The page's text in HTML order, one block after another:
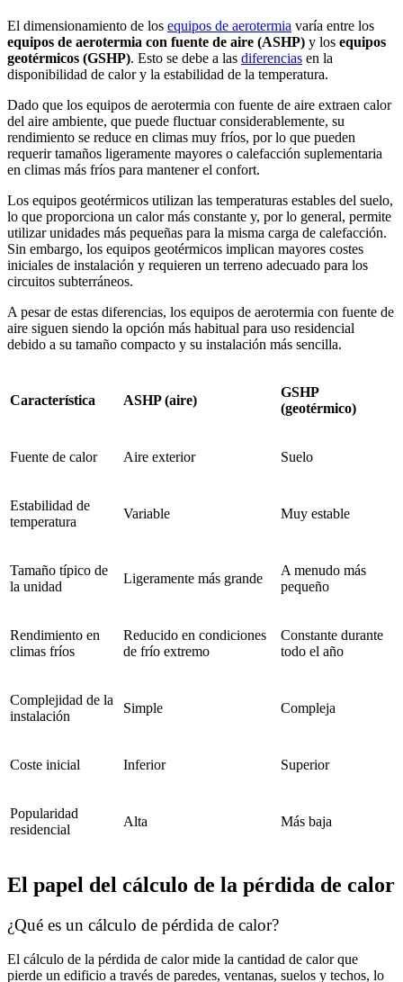
El dimensionamiento de los equipos de aerotermia varía entre los
equipos de aerotermia con fuente de aire (ASHP) y los equipos
geotérmicos (GSHP). Esto se debe a las diferencias en la
disponibilidad de calor y la estabilidad de la temperatura.
Dado que los equipos de aerotermia con fuente de aire extraen calor
del aire ambiente, que puede fluctuar considerablemente, su
rendimiento se reduce en climas muy fríos, por lo que pueden
requerir tamaños ligeramente mayores o calefacción suplementaria
en climas más fríos para mantener el confort.
Los equipos geotérmicos utilizan las temperaturas estables del suelo,
lo que proporciona un calor más constante y, por lo general, permite
utilizar unidades más pequeñas para la misma carga de calefacción.
Sin embargo, los equipos geotérmicos implican mayores costes
iniciales de instalación y requieren un terreno adecuado para los
circuitos subterráneos.
A pesar de estas diferencias, los equipos de aerotermia con fuente de
aire siguen siendo la opción más habitual para uso residencial
debido a su tamaño compacto y su instalación más sencilla.
Característica ASHP (aire)
GSHP
(geotérmico)
Fuente de calor Aire exterior Suelo
Estabilidad de
temperatura
Variable Muy estable
Tamaño típico de
la unidad
Ligeramente más grande
A menudo más
pequeño
Rendimiento en
climas fríos
Reducido en condiciones
de frío extremo
Constante durante
todo el año
Complejidad de la
instalación
Simple Compleja
Coste inicial Inferior Superior
Popularidad
residencial
Alta Más baja
El papel del cálculo de la pérdida de calor
¿Qué es un cálculo de pérdida de calor?
El cálculo de la pérdida de calor mide la cantidad de calor que
pierde un edificio a través de paredes, ventanas, suelos y techos, lo